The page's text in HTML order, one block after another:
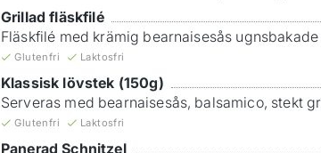
Grillad fläskfilé
Fläskfilé med krämig bearnaisesås
Glutenfri Laktosfri
Klassisk lövstek (150g)
Serveras med bearnaisesås, balsamico, stekt
Glutenfri Laktosfri
Panerad Schnitzel